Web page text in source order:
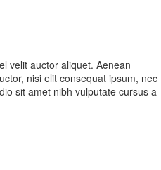
velit auctor aliquet. Aenean
nisi elit consequat ipsum, nec
sit amet nibh vulputate cursus a